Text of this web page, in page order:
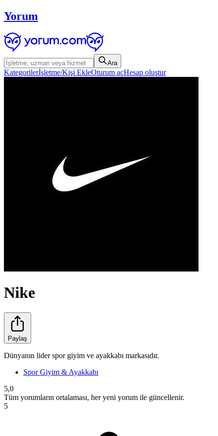
Yorum
Ara
Kategorilerİşletme/Kişi EkleOturum açHesap oluştur
Nike
Paylaş
Dünyanın lider spor giyim ve ayakkabı markasıdır.
Spor Giyim & Ayakkabı
5,0
Tüm yorumların ortalaması, her yeni yorum ile güncellenir.
5